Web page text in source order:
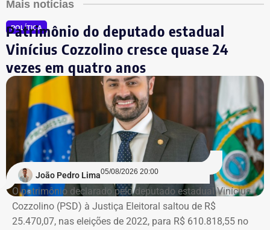
Mais notícias
POLÍTICA
Patrimônio do deputado estadual
Vinícius Cozzolino cresce quase 24
vezes em quatro anos
João Pedro Lima05/08/2026 20:00
O patrimônio declarado pelo deputado estadual Vinícius
Cozzolino (PSD) à Justiça Eleitoral saltou de R$
25.470,07, nas eleições de 2022, para R$ 610.818,55 no